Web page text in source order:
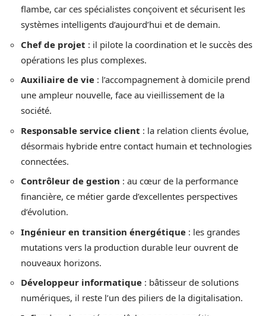
flambe, car ces spécialistes conçoivent et sécurisent les
systèmes intelligents d’aujourd’hui et de demain.
Chef de projet : il pilote la coordination et le succès des
opérations les plus complexes.
Auxiliaire de vie : l’accompagnement à domicile prend
une ampleur nouvelle, face au vieillissement de la
société.
Responsable service client : la relation clients évolue,
désormais hybride entre contact humain et technologies
connectées.
Contrôleur de gestion : au cœur de la performance
financière, ce métier garde d’excellentes perspectives
d’évolution.
Ingénieur en transition énergétique : les grandes
mutations vers la production durable leur ouvrent de
nouveaux horizons.
Développeur informatique : bâtisseur de solutions
numériques, il reste l’un des piliers de la digitalisation.